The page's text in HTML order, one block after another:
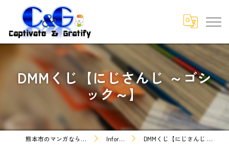
DMMくじ【にじさんじ ～ゴシ
ック～】
熊本市のマンガなら株式会社C&G Information DMMくじ【にじさんじ ～ゴシック～】